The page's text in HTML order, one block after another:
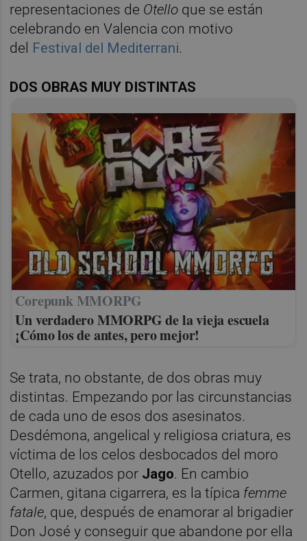
representaciones de Otello que se están
celebrando en Valencia con motivo
del Festival del Mediterrani.
DOS OBRAS MUY DISTINTAS
Corepunk MMORPG
Un verdadero MMORPG de la vieja escuela
¡Cómo los de antes, pero mejor!
Se trata, no obstante, de dos obras muy
distintas. Empezando por las circunstancias
de cada uno de esos dos asesinatos.
Desdémona, angelical y religiosa criatura, es
víctima de los celos desbocados del moro
Otello, azuzados por Jago. En cambio
Carmen, gitana cigarrera, es la típica femme
fatale, que, después de enamorar al brigadier
Don José y conseguir que abandone por ella